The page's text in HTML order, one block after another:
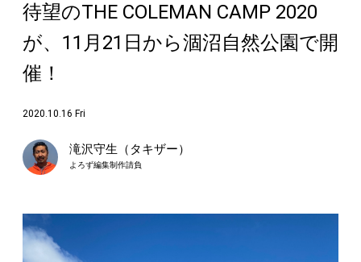
待望のTHE COLEMAN CAMP 2020
が、11月21日から涸沼自然公園で開
催！
2020.10.16 Fri
滝沢守生（タキザー）
よろず編集制作請負